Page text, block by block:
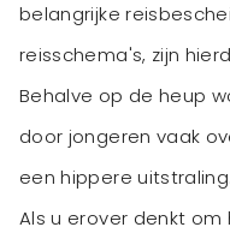
belangrijke
reisschema's, zijn
Behalve op de heup
door jongeren vaak
een hippere uitstraling.
Als u erover denkt om